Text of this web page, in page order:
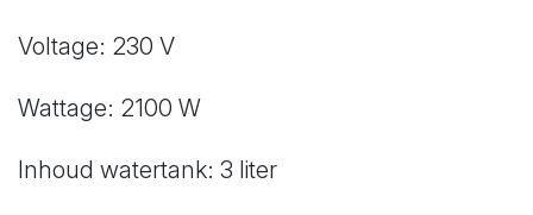
Voltage: 230 V
Wattage: 2100 W
Inhoud watertank: 3 liter